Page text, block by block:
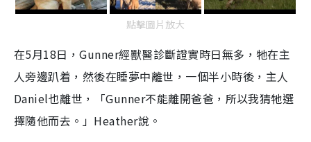
點擊圖片放大
在5月18日，Gunner經獸醫診斷證實時日無多，牠在主
人旁邊趴着，然後在睡夢中離世，一個半小時後，主人
Daniel也離世，「Gunner不能離開爸爸，所以我猜牠選
擇隨他而去。」Heather說。